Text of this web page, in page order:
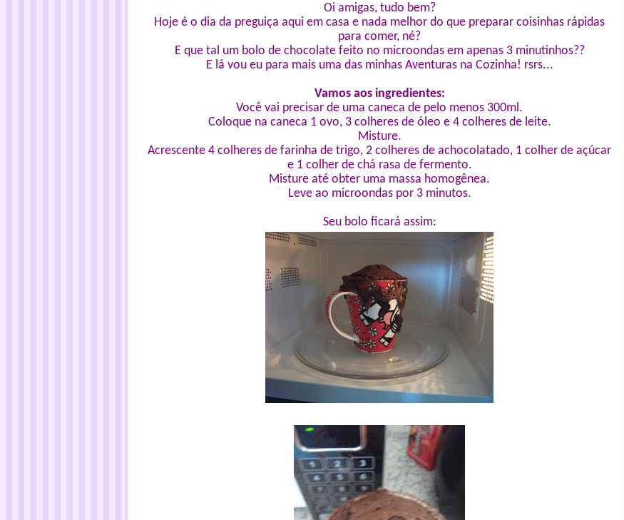
Oi amigas, tudo bem?
Hoje é o dia da preguiça aqui em casa e nada melhor do que preparar coisinhas rápidas
para comer, né?
E que tal um bolo de chocolate feito no microondas em apenas 3 minutinhos??
E lá vou eu para mais uma das minhas Aventuras na Cozinha! rsrs...
Vamos aos ingredientes:
Você vai precisar de uma caneca de pelo menos 300ml.
Coloque na caneca 1 ovo, 3 colheres de óleo e 4 colheres de leite.
Misture.
Acrescente 4 colheres de farinha de trigo, 2 colheres de achocolatado, 1 colher de açúcar
e 1 colher de chá rasa de fermento.
Misture até obter uma massa homogênea.
Leve ao microondas por 3 minutos.
Seu bolo ficará assim: